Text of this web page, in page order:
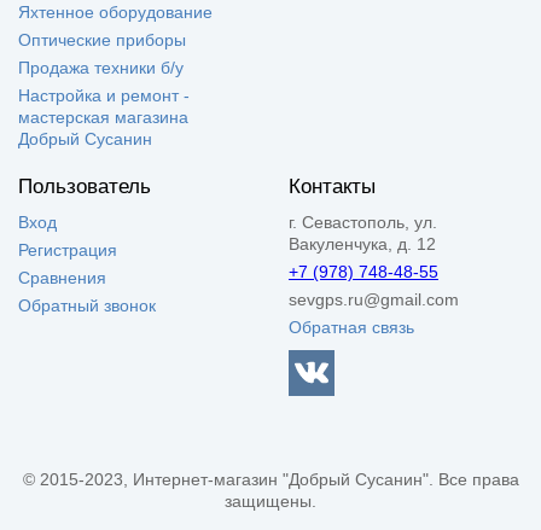
Яхтенное оборудование
Оптические приборы
Продажа техники б/у
Настройка и ремонт -
мастерская магазина
Добрый Сусанин
Пользователь
Вход
Регистрация
Сравнения
Обратный звонок
Контакты
г. Севастополь, ул.
Вакуленчука, д. 12
+7 (978) 748-48-55
sevgps.ru@gmail.com
Обратная связь
© 2015-2023, Интернет-магазин "Добрый Сусанин". Все права
защищены.